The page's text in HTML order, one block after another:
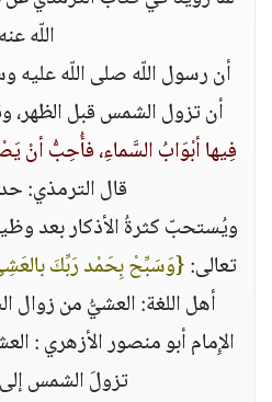
اللّه عنه
أن رسول اللّه صلى اللّه عليه
أن تزول الشمس قبل الظهر،
فِيها أبْوَابُ السَّماءِ، فأُحِبُّ
قال الترمذي‏:‏
ويُستحبّ كثرةُ الأذكار بعد
تعالى‏:‏ ‏{‏وَسَبِّحْ بِحَمْد رَبِّكَ
أهل اللغة‏:‏ العشيُّ من زوال
الإِمام أبو منصور الأزهري ‏:‏
تزولَ الشمس